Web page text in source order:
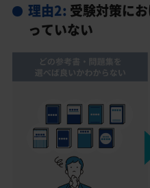
理由2: 受験対策に
っていない